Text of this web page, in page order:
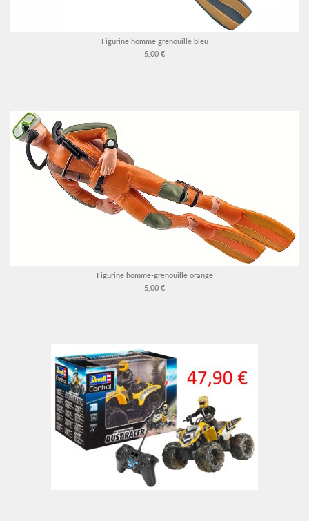
Figurine homme grenouille bleu
5,00 €
Figurine homme-grenouille orange
5,00 €